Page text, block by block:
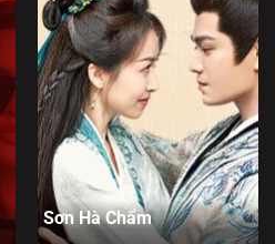
Sơn Hà Chẩm